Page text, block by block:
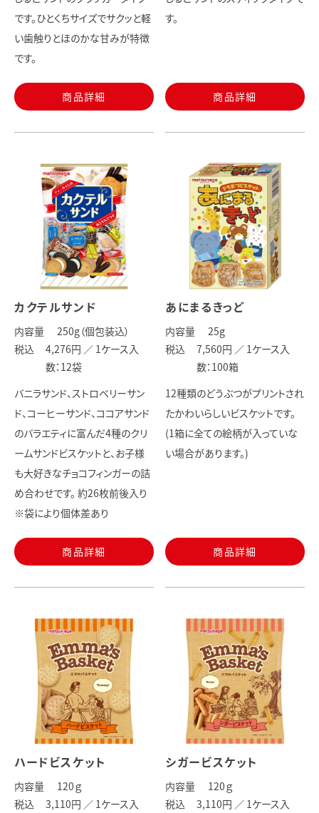
です。ひとくちサイズでサクッと軽
い歯触りとほのかな甘みが特徴
です。
商品詳細
す。
商品詳細
カクテルサンド
内容量 250g（個包装込）
税込
4,276円 ／ 1ケース入
数：12袋
バニラサンド、ストロベリーサン
ド、コーヒーサンド、ココアサンド
のバラエティに富んだ4種のクリ
ームサンドビスケットと、お子様
も大好きなチョコフィンガーの詰
め合わせです。 約26枚前後入り
※袋により個体差あり
商品詳細
あにまるきっど
内容量 25g
税込
7,560円 ／ 1ケース入
数：100箱
12種類のどうぶつがプリントされ
たかわいらしいビスケットです。
(1箱に全ての絵柄が入っていな
い場合があります。)
商品詳細
ハードビスケット
内容量 120ｇ
税込
3,110円 ／ 1ケース入
シガービスケット
内容量 120ｇ
税込
3,110円 ／ 1ケース入